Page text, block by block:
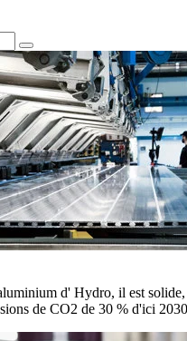
d' Hydro, il est
de CO2 de 30 % d'ici